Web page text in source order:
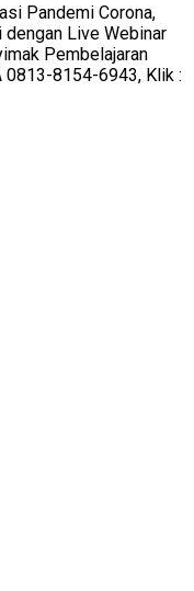
Pandemi Corona,
Live Webinar
Pembelajaran
0813-8154-6943, Klik :